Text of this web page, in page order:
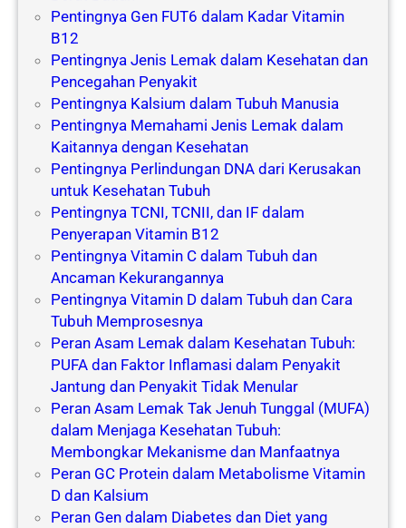
Pentingnya Gen FUT6 dalam Kadar Vitamin
B12
Pentingnya Jenis Lemak dalam Kesehatan dan
Pencegahan Penyakit
Pentingnya Kalsium dalam Tubuh Manusia
Pentingnya Memahami Jenis Lemak dalam
Kaitannya dengan Kesehatan
Pentingnya Perlindungan DNA dari Kerusakan
untuk Kesehatan Tubuh
Pentingnya TCNI, TCNII, dan IF dalam
Penyerapan Vitamin B12
Pentingnya Vitamin C dalam Tubuh dan
Ancaman Kekurangannya
Pentingnya Vitamin D dalam Tubuh dan Cara
Tubuh Memprosesnya
Peran Asam Lemak dalam Kesehatan Tubuh:
PUFA dan Faktor Inflamasi dalam Penyakit
Jantung dan Penyakit Tidak Menular
Peran Asam Lemak Tak Jenuh Tunggal (MUFA)
dalam Menjaga Kesehatan Tubuh:
Membongkar Mekanisme dan Manfaatnya
Peran GC Protein dalam Metabolisme Vitamin
D dan Kalsium
Peran Gen dalam Diabetes dan Diet yang